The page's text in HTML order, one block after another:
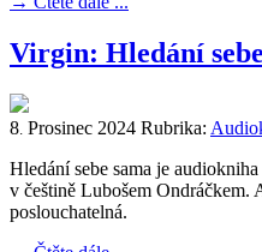
Virgin: Hledání
8 Prosinec 2024 Rubrika:
Hledání sebe sama je
v češtině Lubošem Ondráčkem.
poslouchatelná.